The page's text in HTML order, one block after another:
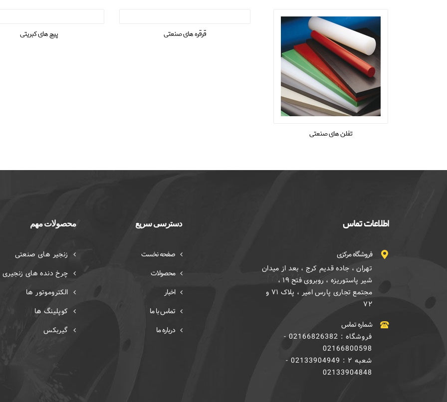
تفلن های صنعتی
قرقره های صنعتی پیچ های کبریتی
اطلاعات تماس
فروشگاه مرکزی
تهران ، جاده قدیم کرج ، بعد از میدان
شیر پاستوریزه ، روبروی فتح ۱۹ ،
مجتمع تجاری پارس امیر ، پلاک ۷۱ و
۷۲
شماره تماس
فروشگاه : 02166826382 -
02166800598
شعبه ۲ : 02133904949 -
02133904848
دسترسی سریع
صفحه نخست
محصولات
اخبار
تماس با ما
درباره ما
محصولات مهم
زنجیر های صنعتی
چرخ دنده های زنجیری
الکتروموتور ها
کوپلینگ ها
گیربکس